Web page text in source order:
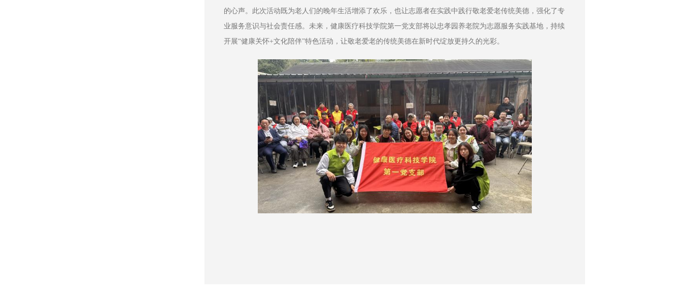
的心声。此次活动既为老人们的晚年生活增添了欢乐，也让志愿者在实践中践行敬老爱老传统美德，强化了专
业服务意识与社会责任感。未来，健康医疗科技学院第一党支部将以忠孝园养老院为志愿服务实践基地，持续
开展“健康关怀+文化陪伴”特色活动，让敬老爱老的传统美德在新时代绽放更持久的光彩。